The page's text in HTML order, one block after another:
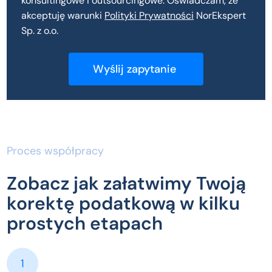
akceptuję warunki Polityki Prywatności NorEkspert
Sp. z o.o.
Proces współpracy
Zobacz jak załatwimy Twoją
korektę podatkową w kilku
prostych etapach
1